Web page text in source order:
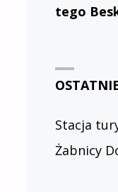
tego
Stacja
Żabnicy